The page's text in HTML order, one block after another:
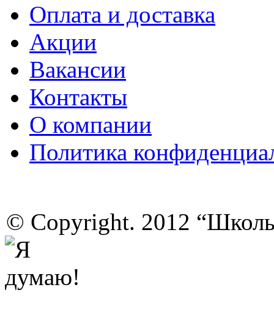
Оплата и доставка
Акции
Вакансии
Контакты
О компании
Политика
© Copyright. 2012